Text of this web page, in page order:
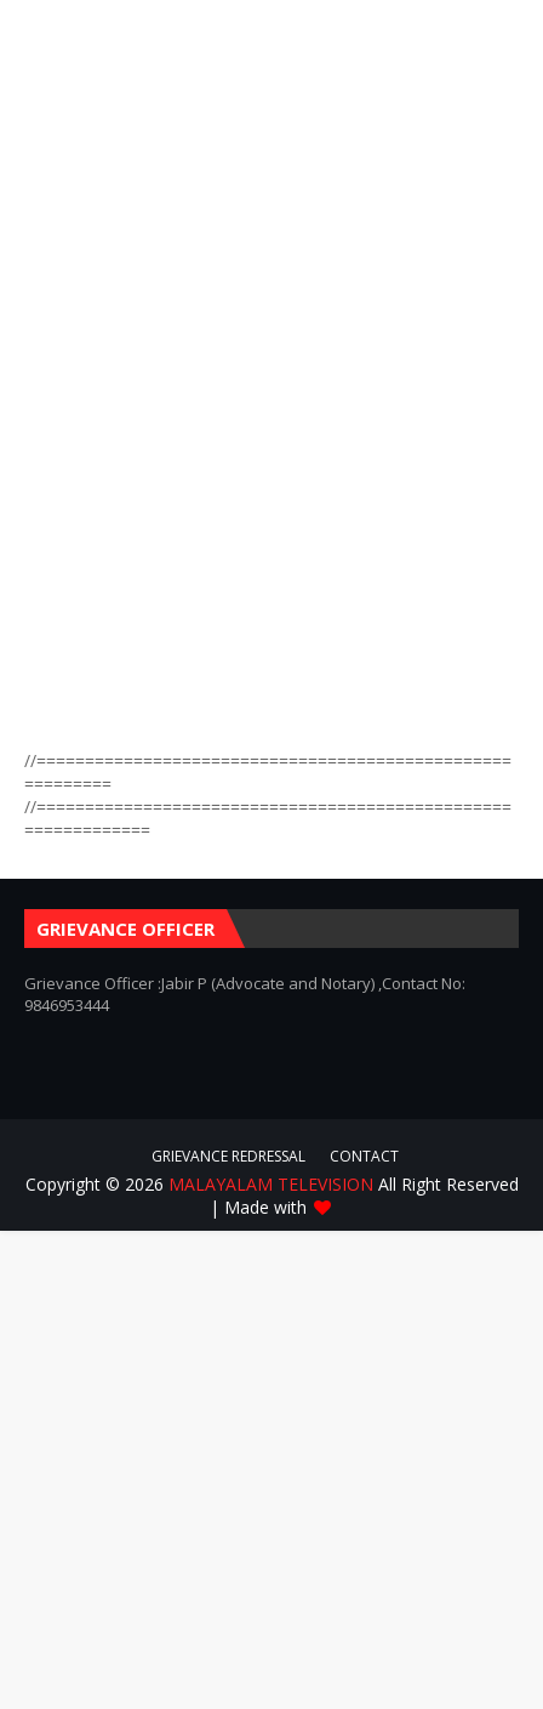
//=================================================
=========
//=================================================
=============
GRIEVANCE OFFICER
Grievance Officer :Jabir P (Advocate and Notary) ,Contact No:
9846953444
GRIEVANCE REDRESSAL CONTACT
Copyright © 2026 MALAYALAM TELEVISION All Right Reserved
| Made with